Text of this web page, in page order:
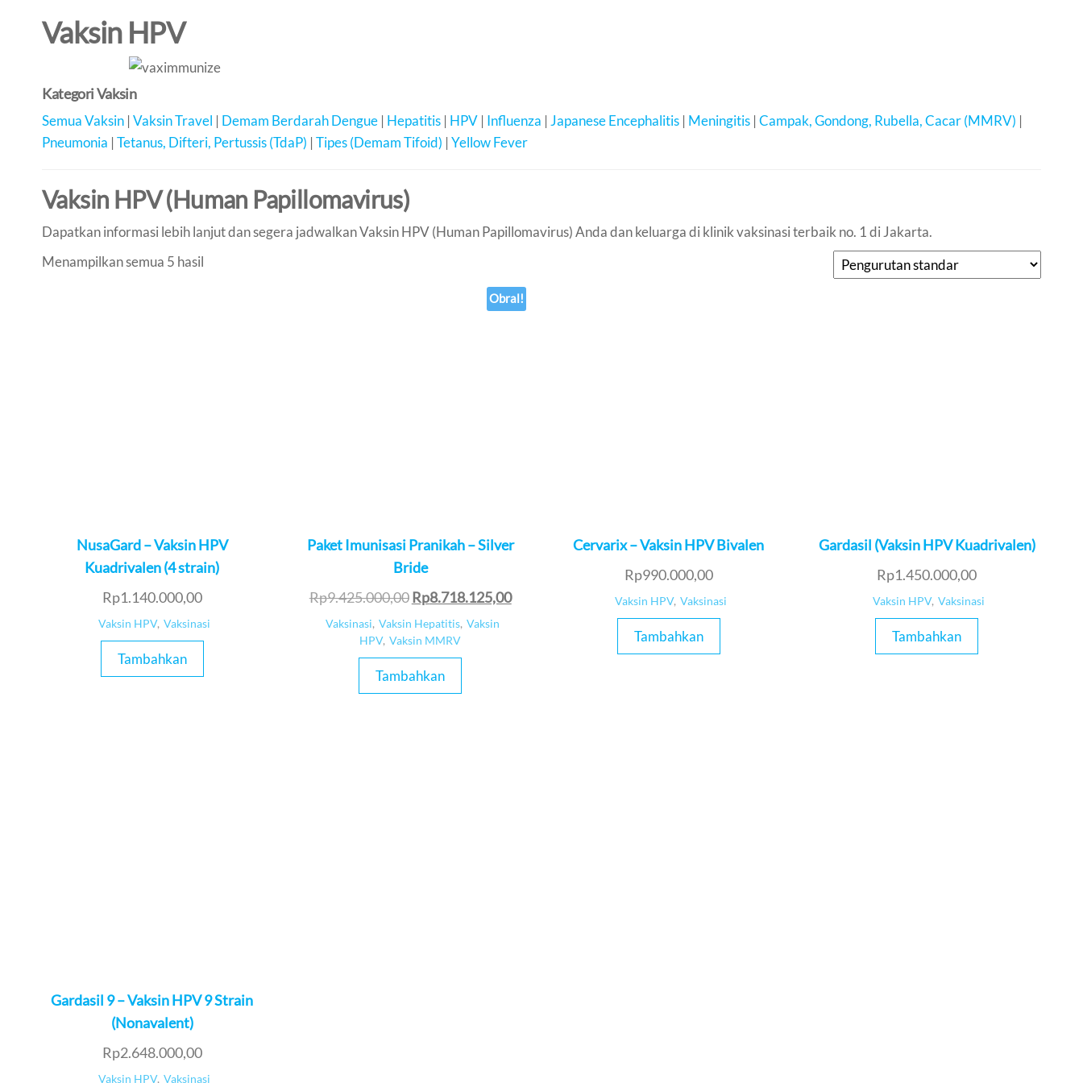
Vaksin HPV
Kategori Vaksin
Semua Vaksin | Vaksin Travel | Demam Berdarah Dengue | Hepatitis | HPV | Influenza | Japanese Encephalitis | Meningitis | Campak, Gondong, Rubella, Cacar (MMRV) |
Pneumonia | Tetanus, Difteri, Pertussis (TdaP) | Tipes (Demam Tifoid) | Yellow Fever
Vaksin HPV (Human Papillomavirus)
Dapatkan informasi lebih lanjut dan segera jadwalkan Vaksin HPV (Human Papillomavirus) Anda dan keluarga di klinik vaksinasi terbaik no. 1 di Jakarta.
Menampilkan semua 5 hasil
NusaGard – Vaksin HPV
Kuadrivalen (4 strain)
Rp1.140.000,00
Vaksin HPV, Vaksinasi
Tambahkan
Obral!
Paket Imunisasi Pranikah – Silver
Bride
Rp9.425.000,00Rp8.718.125,00
Vaksinasi, Vaksin Hepatitis, Vaksin
HPV, Vaksin MMRV
Tambahkan
Cervarix – Vaksin HPV Bivalen
Rp990.000,00
Vaksin HPV, Vaksinasi
Tambahkan
Gardasil (Vaksin HPV Kuadrivalen)
Rp1.450.000,00
Vaksin HPV, Vaksinasi
Tambahkan
Gardasil 9 – Vaksin HPV 9 Strain
(Nonavalent)
Rp2.648.000,00
Vaksin HPV, Vaksinasi